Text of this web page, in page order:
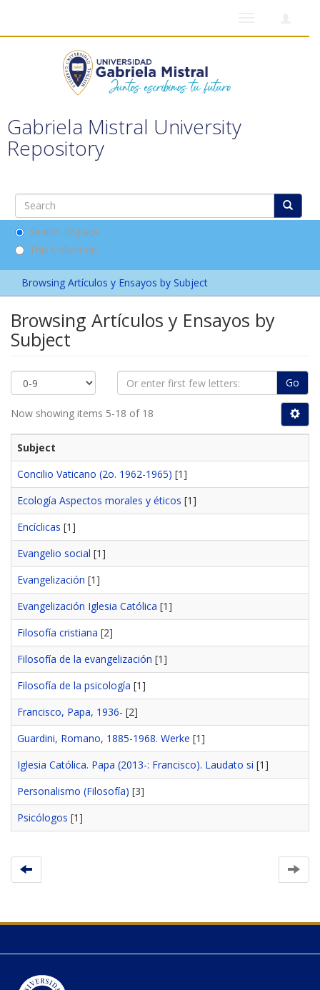
Gabriela Mistral University
Repository
Search DSpace
This Collection
Browsing Artículos y Ensayos by Subject
Browsing Artículos y Ensayos by
Subject
Go
Now showing items 5-18 of 18
Subject
Concilio Vaticano (2o. 1962-1965) [1]
Ecología Aspectos morales y éticos [1]
Encíclicas [1]
Evangelio social [1]
Evangelización [1]
Evangelización Iglesia Católica [1]
Filosofía cristiana [2]
Filosofía de la evangelización [1]
Filosofía de la psicología [1]
Francisco, Papa, 1936- [2]
Guardini, Romano, 1885-1968. Werke [1]
Iglesia Católica. Papa (2013-: Francisco). Laudato si [1]
Personalismo (Filosofía) [3]
Psicólogos [1]